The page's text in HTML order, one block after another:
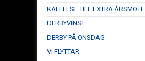
KALLELSE TILL EXTRA ÅRSMÖTE
DERBYVINST
DERBY PÅ ONSDAG
VI FLYTTAR